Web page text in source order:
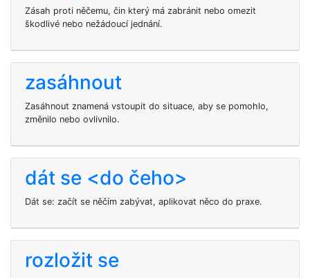
Zásah proti něčemu, čin který má zabránit nebo omezit
škodlivé nebo nežádoucí jednání.
zasáhnout
Zasáhnout znamená vstoupit do situace, aby se pomohlo,
změnilo nebo ovlivnilo.
dát se <do čeho>
Dát se: začít se něčím zabývat, aplikovat něco do praxe.
rozložit se